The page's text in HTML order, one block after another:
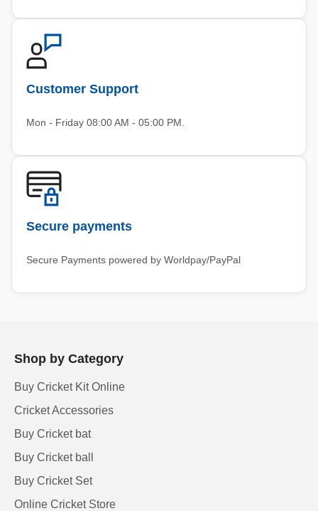
Customer Support
Mon - Friday 08:00 AM - 05:00 PM.
Secure payments
Secure Payments powered by Worldpay/PayPal
Shop by Category
Buy Cricket Kit Online
Cricket Accessories
Buy Cricket bat
Buy Cricket ball
Buy Cricket Set
Online Cricket Store